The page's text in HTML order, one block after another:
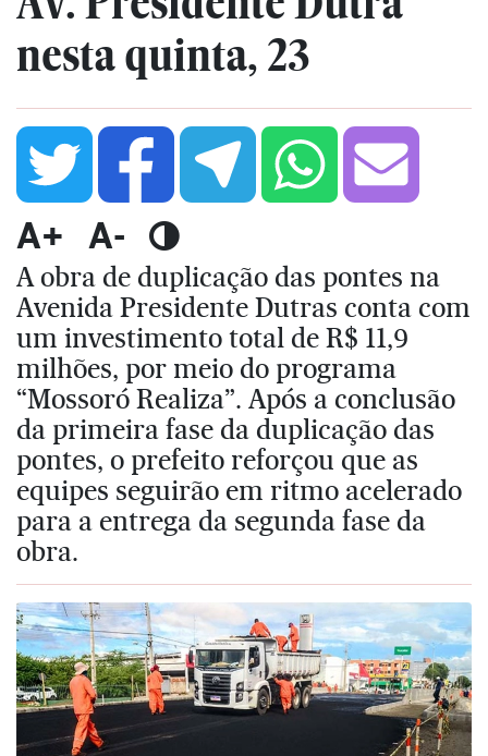
nesta quinta, 23
A+ A-
A obra de duplicação das pontes na
Avenida Presidente Dutras conta com
um investimento total de R$ 11,9
milhões, por meio do programa
“Mossoró Realiza”. Após a conclusão
da primeira fase da duplicação das
pontes, o prefeito reforçou que as
equipes seguirão em ritmo acelerado
para a entrega da segunda fase da
obra.